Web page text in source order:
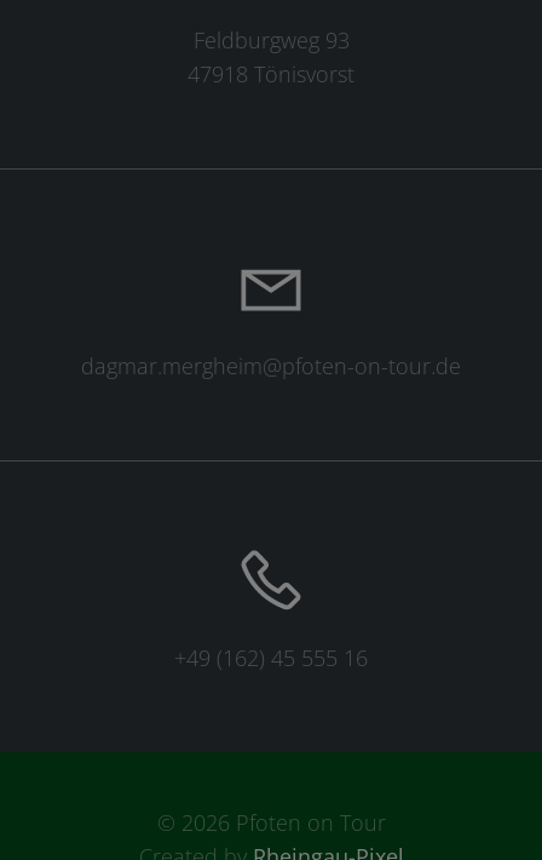
Feldburgweg 93
47918 Tönisvorst
dagmar.mergheim@pfoten-on-tour.de
+49 (162) 45 555 16
© 2026 Pfoten on Tour